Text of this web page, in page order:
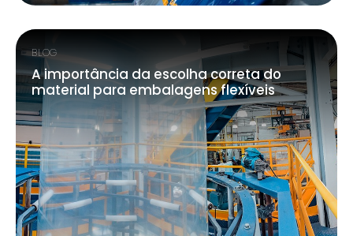
BLOG
A importância da escolha correta do
material para embalagens flexíveis